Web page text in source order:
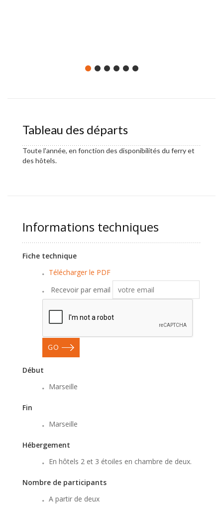
Tableau des départs
Toute l'année, en fonction des disponibilités du ferry et
des hôtels.
Informations techniques
Fiche technique
Télécharger le PDF
Recevoir par email
GO
Début
Marseille
Fin
Marseille
Hébergement
En hôtels 2 et 3 étoiles en chambre de deux.
Nombre de participants
A partir de deux